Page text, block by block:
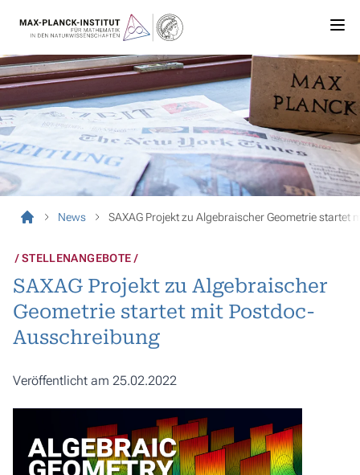
News SAXAG Projekt zu Algebraischer Geometrie startet
STELLENANGEBOTE
SAXAG Projekt zu Algebraischer
Geometrie startet mit Postdoc-
Ausschreibung
Veröffentlicht am 25.02.2022